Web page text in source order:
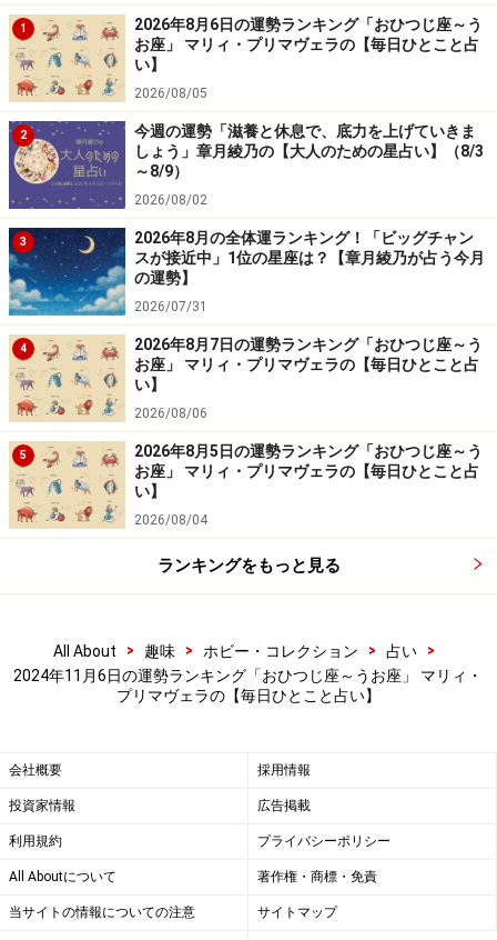
8位：みずがめ座／水瓶座（1月20日～2月
18日生まれ）
2024年11月6日の運勢「みずがめ座」
心が不安定で落ち込みがち。笑顔を作ると気分が上がる
はず。
＞【今週の運勢】を見る
＞【12星座別】今月の運勢を見る
7位：しし座／獅子座（7月23日～8月22日
生まれ）
2024年11月6日の運勢「しし座」
褒められたら素直に喜んで。好感度がさらにアップする
＞【今週の運勢】を見る
＞【12星座別】今月の運勢を見る
1
2026年8月6日の運勢ランキング「おひつじ座～う
お座」 マリィ・プリマヴェラの【毎日ひとこと占
い】
2026/08/05
2
今週の運勢「滋養と休息で、底力を上げていきま
しょう」章月綾乃の【大人のための星占い】（8/3
～8/9）
2026/08/02
3
2026年8月の全体運ランキング！「ビッグチャン
スが接近中」1位の星座は？【章月綾乃が占う今月
の運勢】
2026/07/31
4
2026年8月7日の運勢ランキング「おひつじ座～う
お座」 マリィ・プリマヴェラの【毎日ひとこと占
い】
2026/08/06
5
2026年8月5日の運勢ランキング「おひつじ座～う
お座」 マリィ・プリマヴェラの【毎日ひとこと占
い】
2026/08/04
ランキングをもっと見る
All About > 趣味 > ホビー・コレクション > 占い
>
2024年11月6日の運勢ランキング「おひつじ座～うお座」 マリィ・
プリマヴェラの【毎日ひとこと占い】
会社概要 採用情報
投資家情報 広告掲載
利用規約 プライバシーポリシー
All Aboutについて 著作権・商標・免責
当サイトの情報についての注意 サイトマップ